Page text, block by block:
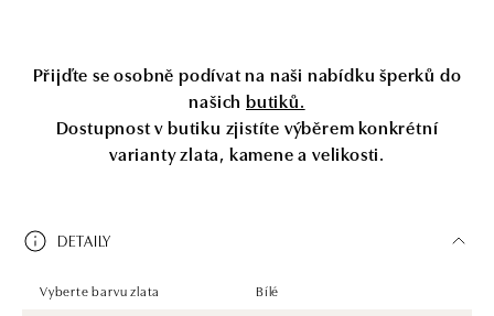
Přijďte se osobně podívat na naši nabídku šperků do
našich butiků.
Dostupnost v butiku zjistíte výběrem konkrétní
varianty zlata, kamene a velikosti.
DETAILY
Vyberte barvu zlata
Bílé